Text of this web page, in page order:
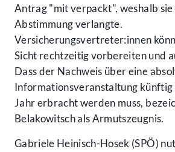
Antrag "mit verpackt", weshalb
Abstimmung verlangte.
Versicherungsvertreter:innen
Sicht rechtzeitig vorbereiten und
Dass der Nachweis über eine
Informationsveranstaltung künftig
Jahr erbracht werden muss,
Belakowitsch als Armutszeugnis.
Gabriele Heinisch-Hosek (SPÖ)